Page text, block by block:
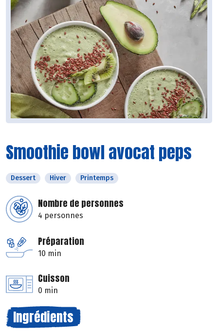
Smoothie bowl avocat peps
Dessert Hiver Printemps
Nombre de personnes
4 personnes
Préparation
10 min
Cuisson
0 min
Ingrédients